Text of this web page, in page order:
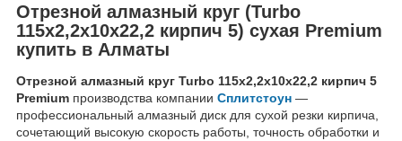
Отрезной алмазный круг (Turbo
115x2,2x10x22,2 кирпич 5) сухая Premium
купить в Алматы
Отрезной алмазный круг Turbo 115x2,2x10x22,2 кирпич 5
Premium производства компании Сплитстоун —
профессиональный алмазный диск для сухой резки кирпича,
сочетающий высокую скорость работы, точность обработки и